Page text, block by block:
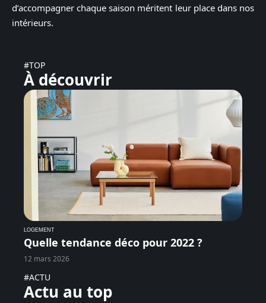
d’accompagner chaque saison méritent leur place dans nos
intérieurs.
#TOP
À découvrir
LOGEMENT
Quelle tendance déco pour 2022 ?
12 mars 2026
#ACTU
Actu au top